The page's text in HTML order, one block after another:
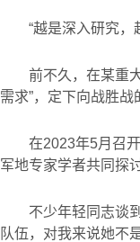
“越是深入研究，
前不久，在某重
需求”，定下向战胜
在2023年5月召
军地专家学者共同探
不少年轻同志谈
队伍，对我来说她不